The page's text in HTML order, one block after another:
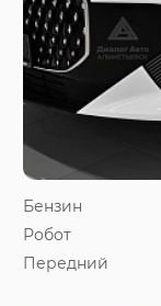
Бензин
Робот
Передний